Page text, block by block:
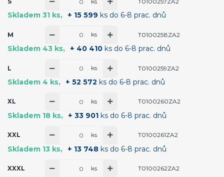
Skladem 31 ks + 15 599 ks do 6-8 prac. dnů
M
Skladem 43 ks + 40 410 ks do 6-8 prac. dnů
ks T0100258ZA2
L
Skladem 4 ks + 52 572 ks do 6-8 prac. dnů
ks T0100259ZA2
XL
Skladem 18 ks + 33 901 ks do 6-8 prac. dnů
ks T0100260ZA2
XXL
Skladem 13 ks + 13 748 ks do 6-8 prac. dnů
ks T0100261ZA2
XXXL ks T0100262ZA2